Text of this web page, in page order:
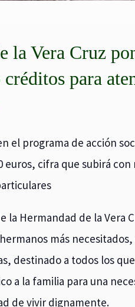
la Vera Cruz
para
el programa de acción
euros, cifra que subirá
la Hermandad de la Vera
más
destinado a todos los
a la familia para una
de vivir dignamente.